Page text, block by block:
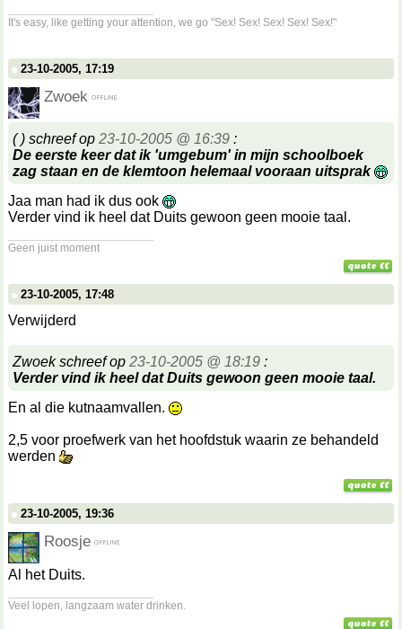
It's easy, like getting your attention, we go "Sex! Sex! Sex! Sex! Sex!"
23-10-2005, 17:19
Zwoek
( ) schreef op 23-10-2005 @ 16:39 :
De eerste keer dat ik 'umgebum' in mijn schoolboek
zag staan en de klemtoon helemaal vooraan uitsprak
Jaa man had ik dus ook
Verder vind ik heel dat Duits gewoon geen mooie taal.
Geen juist moment
23-10-2005, 17:48
Verwijderd
Zwoek schreef op 23-10-2005 @ 18:19 :
Verder vind ik heel dat Duits gewoon geen mooie taal.
En al die kutnaamvallen.
2,5 voor proefwerk van het hoofdstuk waarin ze behandeld
werden
23-10-2005, 19:36
Roosje
Al het Duits.
Veel lopen, langzaam water drinken.